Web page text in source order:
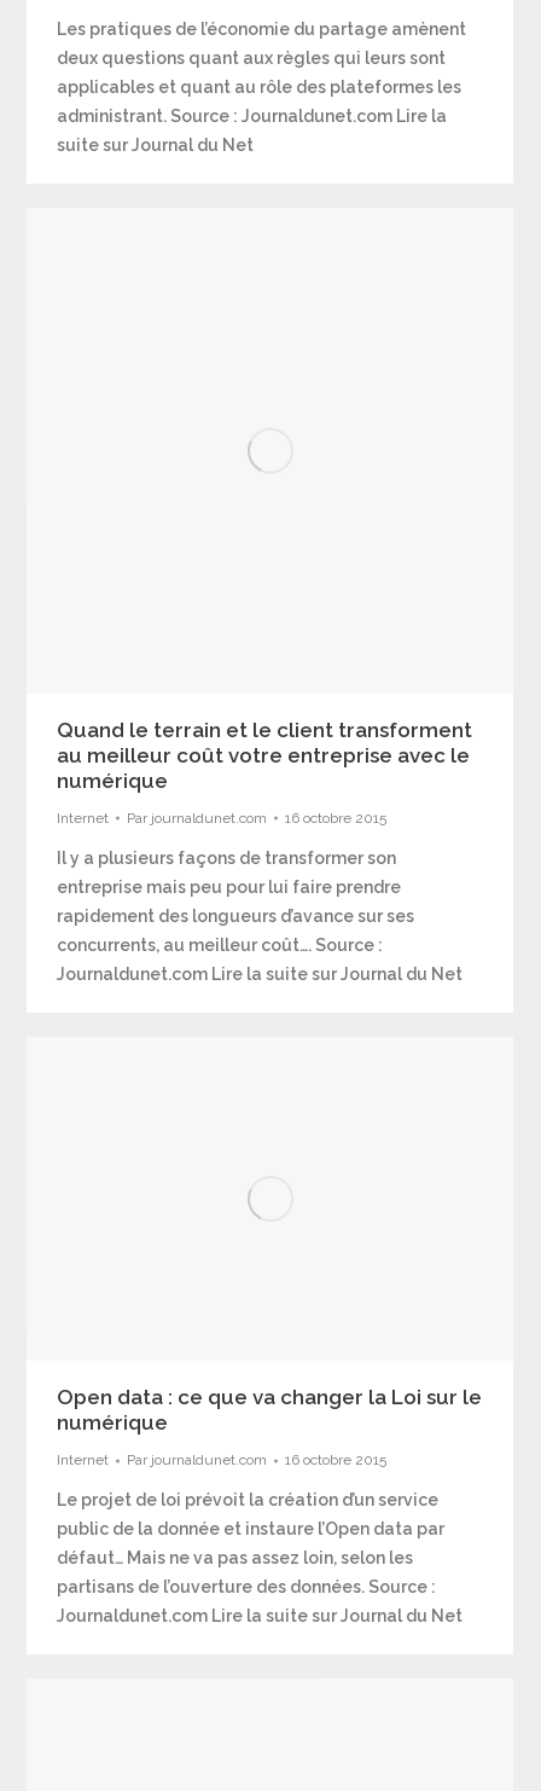
Les pratiques de l’économie du partage amènent
deux questions quant aux règles qui leurs sont
applicables et quant au rôle des plateformes les
administrant. Source : Journaldunet.com Lire la
suite sur Journal du Net
Quand le terrain et le client transforment
au meilleur coût votre entreprise avec le
numérique
Internet Par journaldunet.com 16 octobre 2015
Il y a plusieurs façons de transformer son
entreprise mais peu pour lui faire prendre
rapidement des longueurs d’avance sur ses
concurrents, au meilleur coût…. Source :
Journaldunet.com Lire la suite sur Journal du Net
Open data : ce que va changer la Loi sur le
numérique
Internet Par journaldunet.com 16 octobre 2015
Le projet de loi prévoit la création d’un service
public de la donnée et instaure l’Open data par
défaut… Mais ne va pas assez loin, selon les
partisans de l’ouverture des données. Source :
Journaldunet.com Lire la suite sur Journal du Net